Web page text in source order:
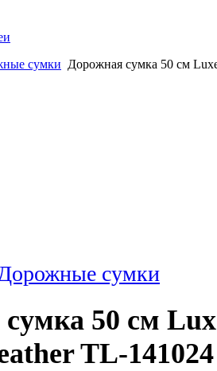
сумки Дорожная сумка 50 см
сумки
50 см
TL-141024